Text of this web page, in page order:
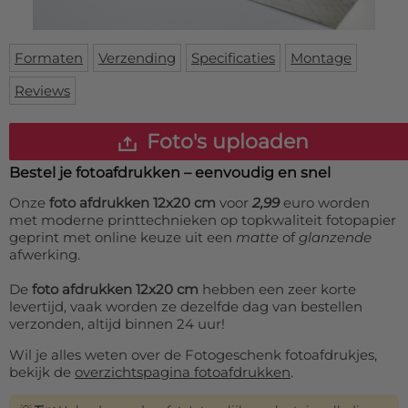
Skateboard deck
Inloggen
WhatsApp
Formaten Verzending Specificaties
Montage
Reviews
Foto's uploaden
Bestel je fotoafdrukken – eenvoudig en snel
Onze foto afdrukken 12x20 cm voor 2,99euro worden
met moderne printtechnieken op topkwaliteit fotopapier
geprint met online keuze uit een matte ofglanzende
afwerking.
De foto afdrukken 12x20 cm hebben een zeer korte
levertijd, vaak worden ze dezelfde dag van bestellen
verzonden, altijd binnen 24 uur!
Wil je alles weten over de Fotogeschenk fotoafdrukjes,
bekijk de overzichtspagina fotoafdrukken.